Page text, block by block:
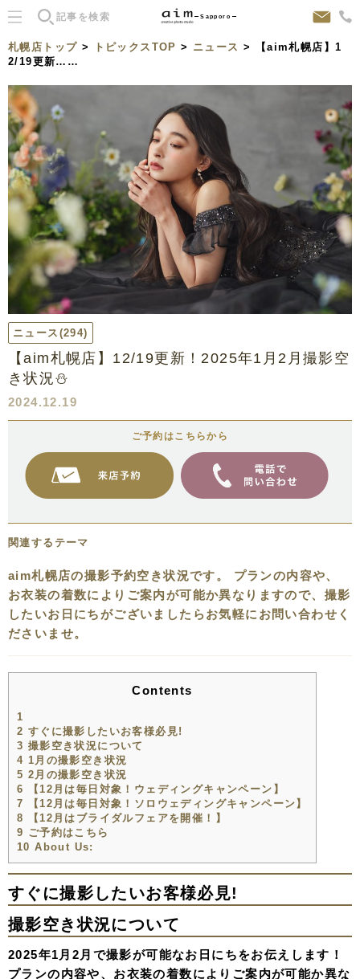
Sapporo
札幌店トップ > トピックスTOP > ニュース > 【aim札幌店】1
2/19更新……
ニュース (294)
【aim札幌店】12/19更新！2025年1月2月撮影空
き状況⛄
2024.12.19
ご予約はこちらから
関連するテーマ
aim札幌店の撮影予約空き状況です。 プランの内容や、
お衣装の着数によりご案内が可能か異なりますので、撮影
したいお日にちがございましたらお気軽にお問い合わせく
ださいませ。
Contents
1
2 すぐに撮影したいお客様必見!
3 撮影空き状況について
4 1月の撮影空き状況
5 2月の撮影空き状況
6 【12月は毎日対象！ウェディングキャンペーン】
7 【12月は毎日対象！ソロウェディングキャンペーン】
8 【12月はブライダルフェアを開催！】
9 ご予約はこちら
10 About Us:
すぐに撮影したいお客様必見!
撮影空き状況について
2025年1月2月で撮影が可能なお日にちをお伝えします！
プランの内容や、お衣装の着数によりご案内が可能か異な